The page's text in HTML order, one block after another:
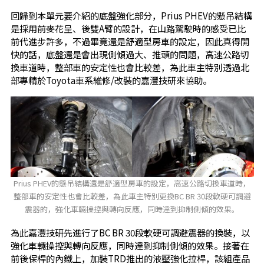
回歸到本單元要介紹的底盤強化部分，Prius PHEV的懸吊結構
是採用前麥花呈、後雙A臂的設計，在山路駕駛時的感受已比
前代進步許多，不過畢竟還是舒適型房車的設定，因此真得開
快的話，底盤還是會出現側傾過大、推頭的問題，高速公路切
換車道時，整部車的安定性也會比較差，為此車主特別透過北
部專精於Toyota車系維修/改裝的嘉灃技研來協助。
Prius PHEV的懸吊結構還是舒適型房車的設定，高速公路切換車道時，
整部車的安定性也會比較差，為此車主特別更換BC BR 30段軟硬可調避
震器的，強化車輛操控與轉向反應，同時達到抑制側傾的效果。
為此嘉灃技研先進行了BC BR 30段軟硬可調避震器的換裝，以
強化車輛操控與轉向反應，同時達到抑制側傾的效果。接著在
前後保桿的內鐵上，加裝TRD推出的液壓強化拉桿，該組產品